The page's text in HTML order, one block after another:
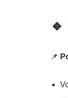
🔹
📌